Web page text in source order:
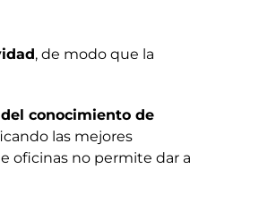
, de modo que la
conocimiento de
las mejores
oficinas no permite dar a